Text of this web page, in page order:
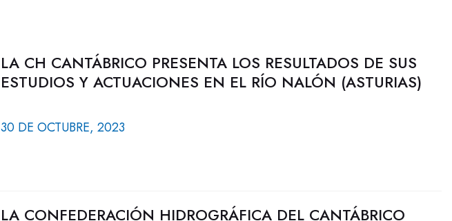
LA CH CANTÁBRICO PRESENTA LOS RESULTADOS DE SUS
ESTUDIOS Y ACTUACIONES EN EL RÍO NALÓN (ASTURIAS)
30 DE OCTUBRE, 2023
LA CONFEDERACIÓN HIDROGRÁFICA DEL CANTÁBRICO